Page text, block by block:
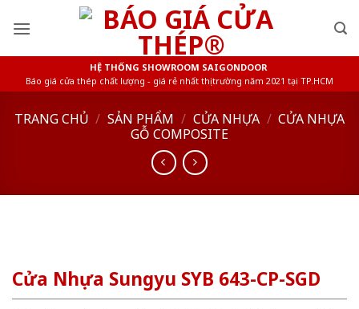
HỆ THỐNG SHOWROOM SAIGONDOOR
Báo giá cửa thép chất lượng - giá rẻ nhất thị trường năm 2021 tại TP.HCM
TRANG CHỦ / SẢN PHẨM / CỬA NHỰA / CỬA NHỰA
GỖ COMPOSITE
Cửa Nhựa Sungyu SYB 643-CP-SGD